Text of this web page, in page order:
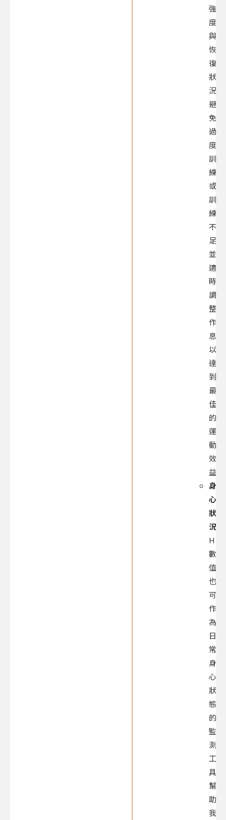
強
度
與
恢
復
狀
況，
避
免
過
度
訓
練
或
訓
練
不
足，
並
適
時
調
整
作
息，
以
達
到
最
佳
的
運
動
效
益。
身
心
狀
況：
HRV
數
值
也
可
作
為
日
常
身
心
狀
態
的
監
測
工
具，
幫
助
我